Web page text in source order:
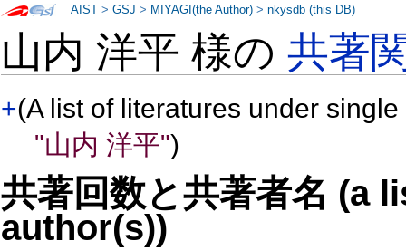
山内 洋平 様の共著
+(A list of literatures under
"山内 洋平")
共著回数と共著者名 (a
author(s))
AIST >GSJ > MIYAGI(the Author) >nkysdb (this DB)